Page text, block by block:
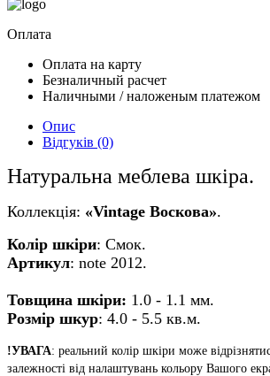
Оплата
Оплата на карту
Безналичный расчет
Наличными / наложеным платежом
Опис
Відгуків (0)
Натуральна меблева шкіра.
Коллекція: «Vintage Воскова».
Колір шкіри: Смок.
Артикул: note 2012.
Товщина шкіри: 1.0 - 1.1 мм.
Розмір шкур: 4.0 - 5.5 кв.м.
!УВАГА: реальний колір шкіри може
залежності від налаштувань кольору Вашого